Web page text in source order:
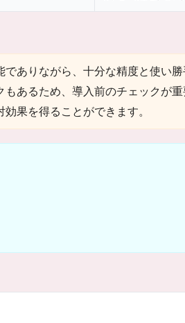
ありながら、十分な精度と使い勝
あるため、導入前のチェックが重
果を得ることができます。